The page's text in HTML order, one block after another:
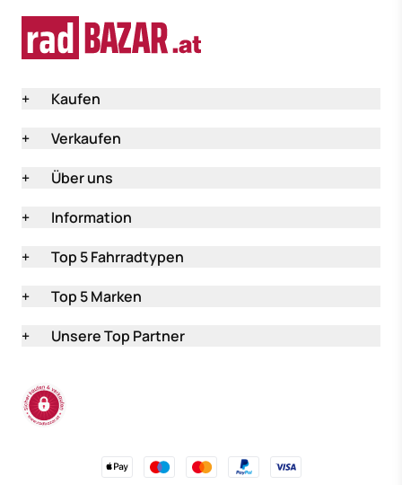
+
Kaufen
+
Verkaufen
+
Über uns
+
Information
+
Top 5 Fahrradtypen
+
Top 5 Marken
+
Unsere Top Partner